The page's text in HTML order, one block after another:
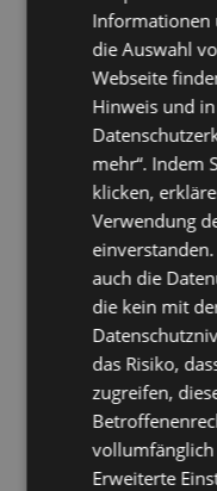
sehen Organisationen
dieser fortschrittlichen
wesentliche Hindernis sind
notwendig sind, um
effektiv nutzen können.
zugeschnitten sein, was
Darüber hinaus ist eine
um Mitarbeitern bei der
Eine weitere wichtige
Arbeitsplatz. Mitarbeiter,
gewöhnt sind, könnten
umzustellen. Dieser
Vertrautheit mit den neuen
Änderungen etablierte
Denkweise zu
Strategien erforderlich, die
reibungslosen Übergang
Um MS Teams und Office
Organisationen sowohl in
Schulungsprogramme
Informationen
die Auswahl
Webseite
Hinweis und
mehr“. Indem
klicken,
Verwendung
auch die
die kein mit
das Risiko,
zugreifen,
Erweiterte